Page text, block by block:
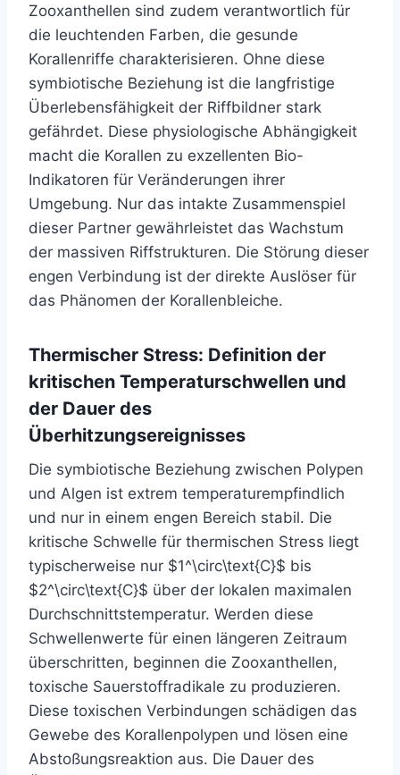
Zooxanthellen sind zudem verantwortlich für
die leuchtenden Farben, die gesunde
Korallenriffe charakterisieren. Ohne diese
symbiotische Beziehung ist die langfristige
Überlebensfähigkeit der Riffbildner stark
gefährdet. Diese physiologische Abhängigkeit
macht die Korallen zu exzellenten Bio-
Indikatoren für Veränderungen ihrer
Umgebung. Nur das intakte Zusammenspiel
dieser Partner gewährleistet das Wachstum
der massiven Riffstrukturen. Die Störung dieser
engen Verbindung ist der direkte Auslöser für
das Phänomen der Korallenbleiche.
Thermischer Stress: Definition der
kritischen Temperaturschwellen und
der Dauer des
Überhitzungsereignisses
Die symbiotische Beziehung zwischen Polypen
und Algen ist extrem temperaturempfindlich
und nur in einem engen Bereich stabil. Die
kritische Schwelle für thermischen Stress liegt
typischerweise nur $1^\circ\text{C}$ bis
$2^\circ\text{C}$ über der lokalen maximalen
Durchschnittstemperatur. Werden diese
Schwellenwerte für einen längeren Zeitraum
überschritten, beginnen die Zooxanthellen,
toxische Sauerstoffradikale zu produzieren.
Diese toxischen Verbindungen schädigen das
Gewebe des Korallenpolypen und lösen eine
Abstoßungsreaktion aus. Die Dauer des